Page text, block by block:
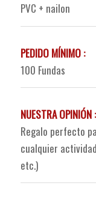
PVC + nailon
PEDIDO MÍNIMO :
100 Fundas
NUESTRA OPINIÓN :
Regalo perfecto
cualquier
etc.)